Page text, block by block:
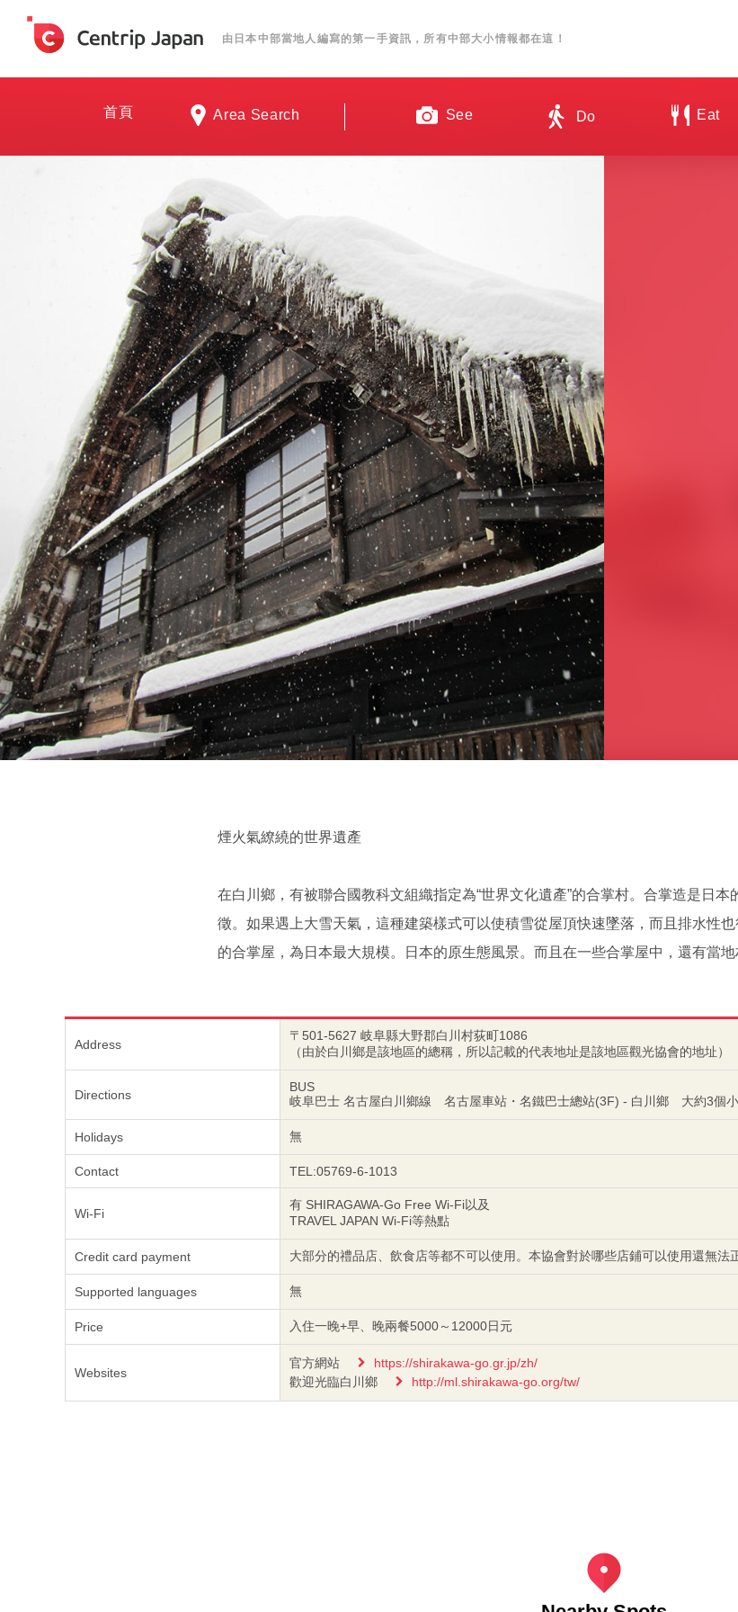
由日本中部當地人編寫的第一手資訊，所有中部大小情報都在這！
首頁 Area Search See Do Eat
煙火氣繚繞的世界遺產
在白川鄉，有被聯合國教科文組織指定為“世界文化遺產”的合掌村。合掌造是日
徵。如果遇上大雪天氣，這種建築樣式可以使積雪從屋頂快速墜落，而且排水性
的合掌屋，為日本最大規模。日本的原生態風景。而且在一些合掌屋中，還有當地
Address
〒501-5627 岐阜縣大野郡白川村荻町1086
（由於白川鄉是該地區的總稱，所以記載的代表地址是該地區觀光協會的地址）
Directions
BUS
岐阜巴士 名古屋白川鄉線 名古屋車站・名鐵巴士總站(3F) - 白川鄉 大約3個
Holidays 無
Contact TEL:05769-6-1013
Wi-Fi
有 SHIRAGAWA-Go Free Wi-Fi以及
TRAVEL JAPAN Wi-Fi等熱點
Credit card payment 大部分的禮品店、飲食店等都不可以使用。本協會對於哪些店鋪可以使用還無法
Supported languages 無
Price 入住一晚+早、晚兩餐5000～12000日元
Websites
官方網站
https://shirakawa-go.gr.jp/zh/
歡迎光臨白川鄉
http://ml.shirakawa-go.org/tw/